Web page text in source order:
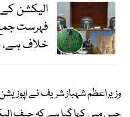
الیکشن
فہرست
خلاف ہے،
وزیراعظم شہباز شریف نے